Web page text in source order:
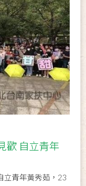
歡 自立青年
立青年黃秀茹，23